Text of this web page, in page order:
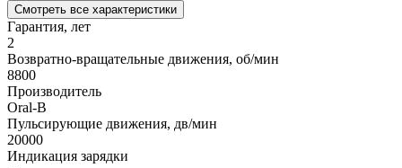
Смотреть все характеристики
Гарантия, лет
2
Возвратно-вращательные движения, об/мин
8800
Производитель
Oral-B
Пульсирующие движения, дв/мин
20000
Индикация зарядки